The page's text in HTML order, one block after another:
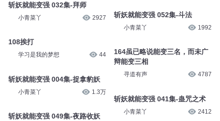
斩妖就能变强 032集-拜师
小青菜丫 2927
108挨打
学习是我的梦想 44
斩妖就能变强 004集-捉拿豹妖
小青菜丫 1.3万
斩妖就能变强 049集-夜路收妖
斩妖就能变强 052集-斗法
小青菜丫 1992
164虽已略说能变三名，而未广
辩能变三相
寻道有声 4787
斩妖就能变强 041集-蛊咒之术
小青菜丫 2412